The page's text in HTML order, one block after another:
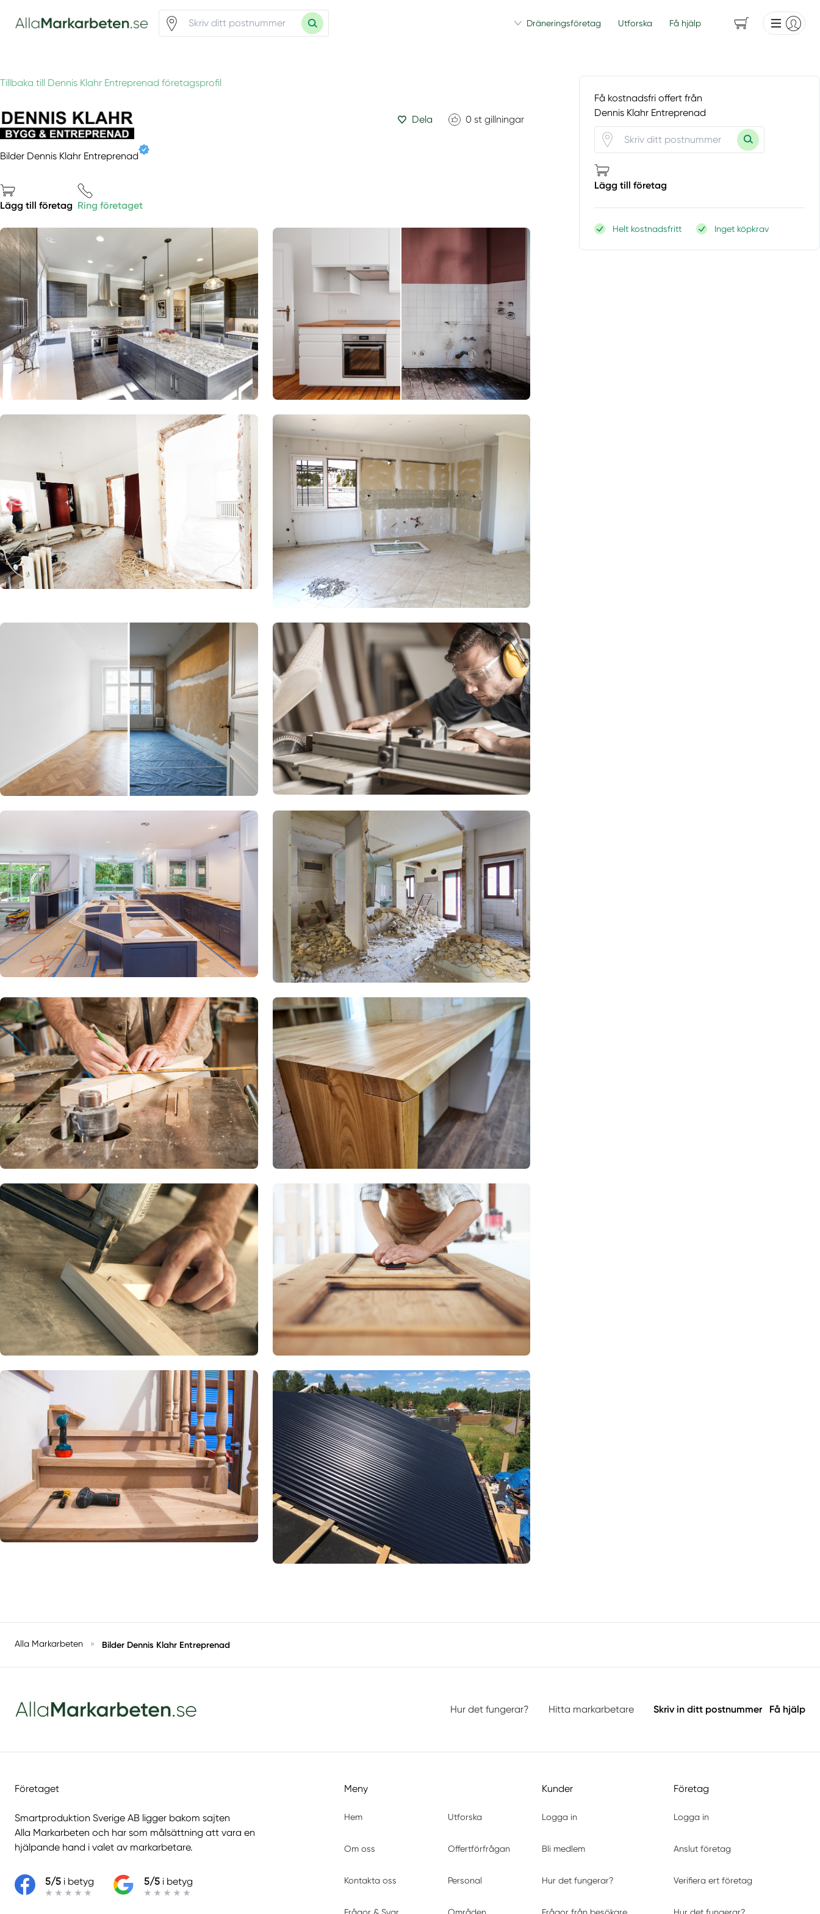
Dräneringsföretag Utforska Få hjälp
Tillbaka till Dennis Klahr Entreprenad företagsprofil
Dela 0 st gillningar
Bilder Dennis Klahr Entreprenad
Lägg till företag Ring företaget
Få kostnadsfri offert från
Dennis Klahr Entreprenad
Lägg till företag
Helt kostnadsfritt Inget köpkrav
Alla Markarbeten » Bilder Dennis Klahr Entreprenad
Hur det fungerar? Hitta markarbetare Skriv in ditt postnummer Få hjälp
Företaget
Smartproduktion Sverige AB ligger bakom sajten
Alla Markarbeten och har som målsättning att vara en
hjälpande hand i valet av markarbetare.
5/5 i betyg 5/5 i betyg
Meny
Hem Utforska
Om oss Offertförfrågan
Kontakta oss Personal
Frågor & Svar Områden
Kunder
Logga in
Bli medlem
Hur det fungerar?
Frågor från besökare
Företag
Logga in
Anslut företag
Verifiera ert företag
Hur det fungerar?